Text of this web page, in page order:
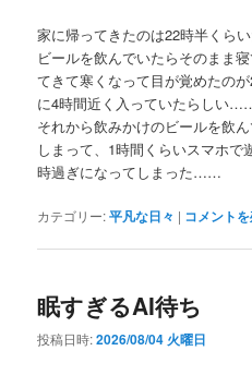
家に帰ってきたのは22時半くら
ビールを飲んでいたらそのまま
てきて寒くなって目が覚めたの
に4時間近く入っていたらしい
それから飲みかけのビールを飲
しまって、1時間くらいスマホ
時過ぎになってしまった……
カテゴリー:平凡な日々 | コメント
眠すぎるAI待ち
投稿日時:2026/08/04 火曜日